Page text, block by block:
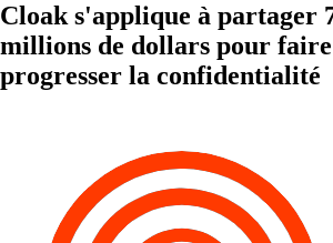
Cloak s'applique à partager
millions de dollars pour faire
progresser la confidentialité